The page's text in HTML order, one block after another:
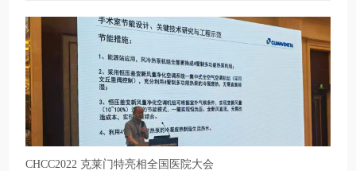
CHCC2022 克莱门特亮相全国医院大会